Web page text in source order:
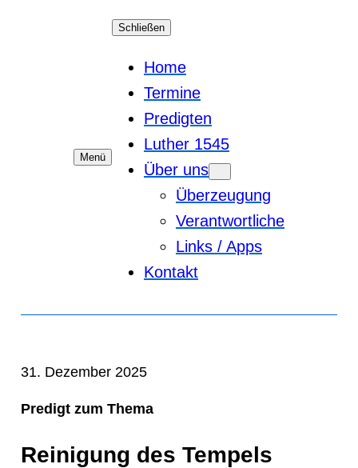
Menü
Schließen
Home
Termine
Predigten
Luther 1545
Über uns
Überzeugung
Verantwortliche
Links / Apps
Kontakt
31. Dezember 2025
Predigt zum Thema
Reinigung des Tempels